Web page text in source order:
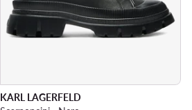
KARL LAGERFELD